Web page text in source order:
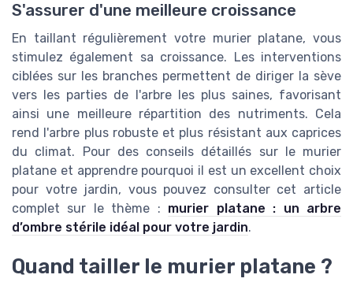
S'assurer d'une meilleure croissance
En taillant régulièrement votre murier platane, vous
stimulez également sa croissance. Les interventions
ciblées sur les branches permettent de diriger la sève
vers les parties de l'arbre les plus saines, favorisant
ainsi une meilleure répartition des nutriments. Cela
rend l'arbre plus robuste et plus résistant aux caprices
du climat. Pour des conseils détaillés sur le murier
platane et apprendre pourquoi il est un excellent choix
pour votre jardin, vous pouvez consulter cet article
complet sur le thème : murier platane : un arbre
d’ombre stérile idéal pour votre jardin.
Quand tailler le murier platane ?